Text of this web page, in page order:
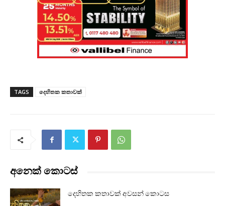
TAGS දෙහිතක කතාවක්
අනෙක් කොටස්
දෙහිතක කතාවක් අවසන් කොටස